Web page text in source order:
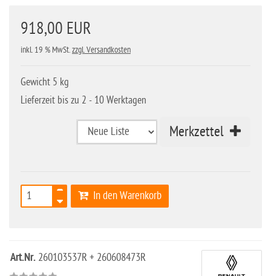
918,00 EUR
inkl. 19 % MwSt.zzgl. Versandkosten
Gewicht 5 kg
Lieferzeit bis zu 2 - 10 Werktagen
Merkzettel
In den Warenkorb
Art.Nr. 260103537R + 260608473R